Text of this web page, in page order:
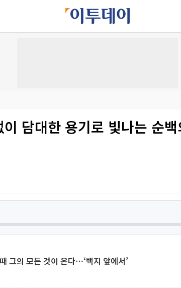
담대한 용기로 빛나는 순백
그의 모든 것이 온다⋯‘백지 앞에서’